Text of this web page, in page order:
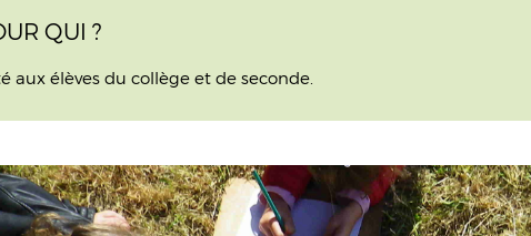
QUI ?
élèves du collège et de seconde.